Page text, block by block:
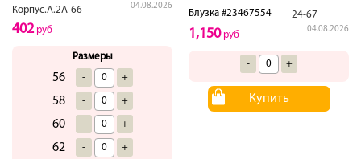
Корпус.А.2А-66
04.08.2026
402руб
Размеры
56 - +
58 - +
60 - +
62 - +
Блузка #23467554 24-67
04.08.2026
1,150руб
- +
Купить